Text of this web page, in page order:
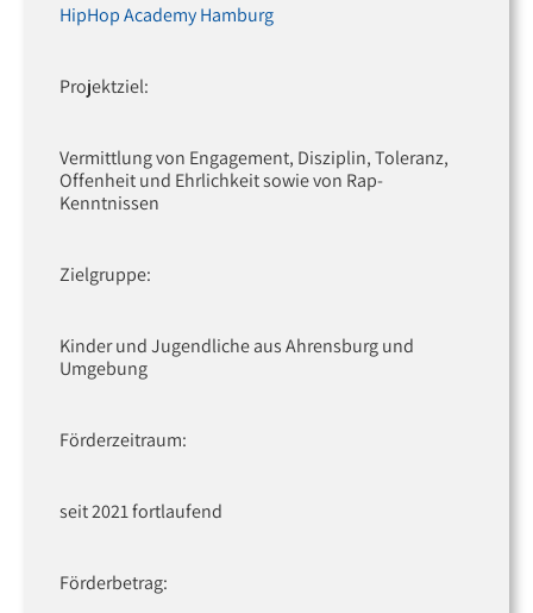
HipHop Academy Hamburg
Projektziel:
Vermittlung von Engagement, Disziplin, Toleranz,
Offenheit und Ehrlichkeit sowie von Rap-
Kenntnissen
Zielgruppe:
Kinder und Jugendliche aus Ahrensburg und
Umgebung
Förderzeitraum:
seit 2021 fortlaufend
Förderbetrag: